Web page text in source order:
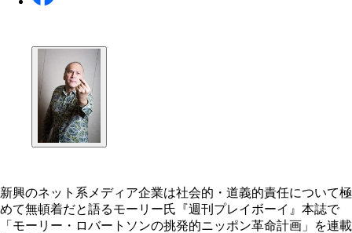
新興のネット系メディア企業は社会的・道義的責任について極
めて無頓着だと語るモーリー氏『週刊プレイボーイ』本誌で
「モーリー・ロバートソンの挑発的ニッポン革命計画」を連載